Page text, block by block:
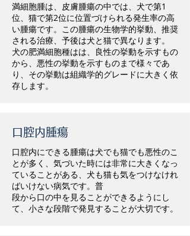
満細胞腫は、皮膚腫瘍の中では、犬で第1
位、猫で第2位に位置づけられる発生率の高
い腫瘍です。この腫瘍の生物学的挙動、推奨
される治療、予後は犬と猫で異なります。
犬の肥満細胞種はは、良性の挙動を示すもの
から、悪性の挙動を示すものまで様々であ
り、その挙動は組織学的グレードに大きく依
存します。
口腔内腫瘍
口腔内にできる腫瘍は犬でも猫でも悪性のこ
とが多く、気づいた時には非常に大きくなっ
ていることがある、犬も猫も気をつけなけれ
ばいけない病気です。普
段から口の中を見ることができるようにし
て、小さな段階で発見することが大切です。